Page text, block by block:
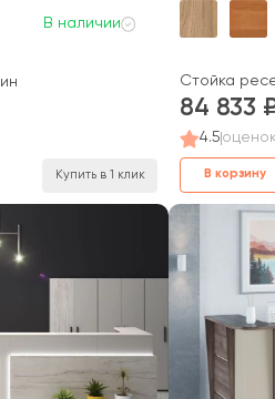
В наличии
Купить в 1 клик
Стойка
84 833
4.5 оценок
В корзину